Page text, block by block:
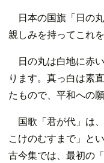
日本の国旗「日の
親しみを持ってこれ
日の丸は白地に赤
ります。真っ白は素
たもので、平和への
国歌「君が代」
こけのむすまで」と
古今集では、最初の